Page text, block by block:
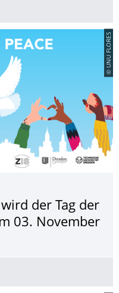
© UNU FLORES
der Tag der
03. November